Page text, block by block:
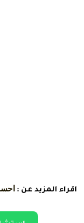
اقراء المزيد عن :